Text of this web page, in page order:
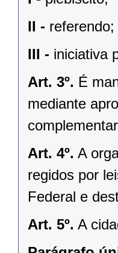
II - referendo;
III - iniciativa
Art. 3º. É
mediante
Art. 4º. A
regidos por
Federal e
Art. 5º. A